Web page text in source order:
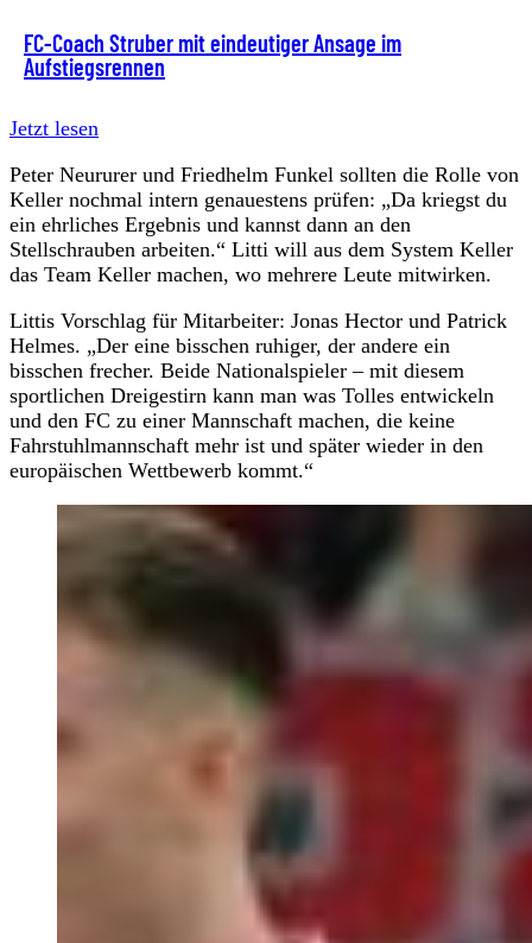
FC-Coach Struber mit eindeutiger Ansage im
Aufstiegsrennen
Jetzt lesen
Peter Neururer und Friedhelm Funkel sollten die Rolle von
Keller nochmal intern genauestens prüfen: „Da kriegst du
ein ehrliches Ergebnis und kannst dann an den
Stellschrauben arbeiten.“ Litti will aus dem System Keller
das Team Keller machen, wo mehrere Leute mitwirken.
Littis Vorschlag für Mitarbeiter: Jonas Hector und Patrick
Helmes. „Der eine bisschen ruhiger, der andere ein
bisschen frecher. Beide Nationalspieler – mit diesem
sportlichen Dreigestirn kann man was Tolles entwickeln
und den FC zu einer Mannschaft machen, die keine
Fahrstuhlmannschaft mehr ist und später wieder in den
europäischen Wettbewerb kommt.“